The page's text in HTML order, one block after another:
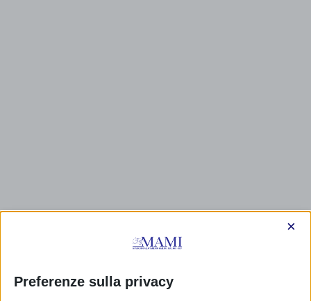
CALENDARIO EVENTI
Preferenze sulla privacy
×